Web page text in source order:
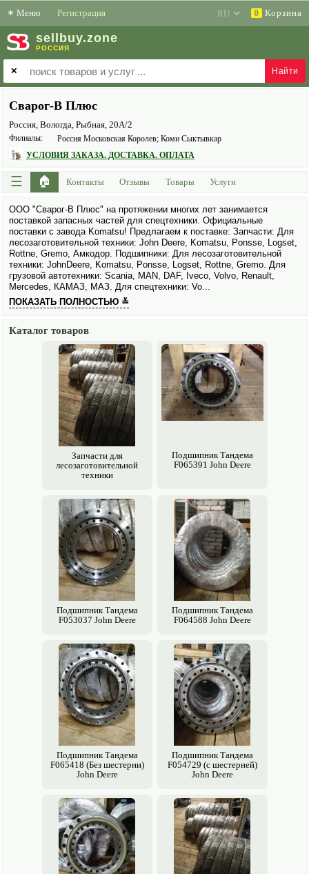
✶ Меню Регистрация 0 Корзина
sell buy.zone
РОССИЯ
✕
Сварог-В Плюс
Россия, Вологда, Рыбная, 20А/2
Филиалы:
Россия Московская Королев; Коми Сыктывкар
УСЛОВИЯ ЗАКАЗА. ДОСТАВКА. ОПЛАТА
☰ 🏠 Контакты Отзывы Товары Услуги
ООО "Сварог-В Плюс" на протяжении многих лет занимается
поставкой запасных частей для спецтехники. Официальные
поставки с завода Komatsu! Предлагаем к поставке: Запчасти: Для
лесозаготови­тельной техники: John Deere, Komatsu, Ponsse, Logset,
Rottne, Gremo, Амкодор. Подшипники: Для лесозаготови­тельной
техники: JohnDeere, Komatsu, Ponsse, Logset, Rottne, Gremo. Для
грузо­вой авто­техники: Scania, MAN, DAF, Iveco, Volvo, Renault,
Mercedes, КАМАЗ, МАЗ. Для спецтехники: Vo...
ПОКАЗАТЬ ПОЛНОСТЬЮ ≚
Каталог товаров
Запчасти для
лесозаготови­тельной
техники
Подшипник Тандема
F065391 John Deere
Подшипник Тандема
F053037 John Deere
Подшипник Тандема
F064588 John Deere
Подшипник Тандема
F065418 (Без шестерни)
John Deere
Подшипник Тандема
F054729 (с шестерней)
John Deere